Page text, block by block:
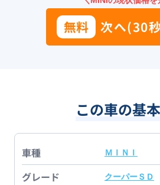
無料 次へ(30
この車の基
車種 ＭＩＮＩ
グレード クーパーＳＤ